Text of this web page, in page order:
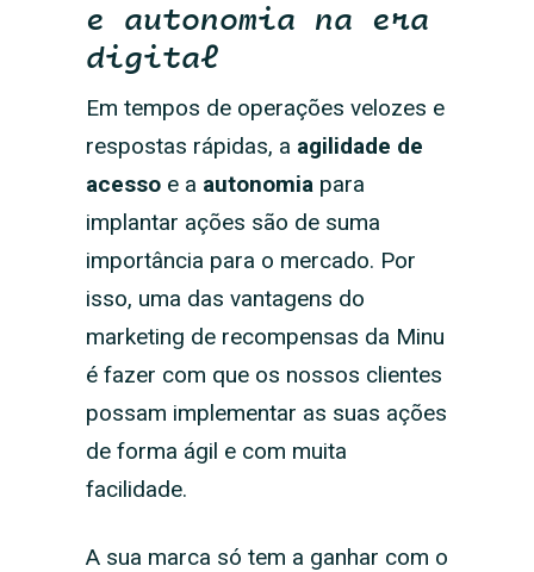
e autonomia na era
digital
Em tempos de operações velozes e
respostas rápidas, a agilidade de
acessoe a autonomiapara
implantar ações são de suma
importância para o mercado. Por
isso, uma das vantagens do
marketing de recompensas da Minu
é fazer com que os nossos clientes
possam implementar as suas ações
de forma ágil e com muita
facilidade.
A sua marca só tem a ganhar com o